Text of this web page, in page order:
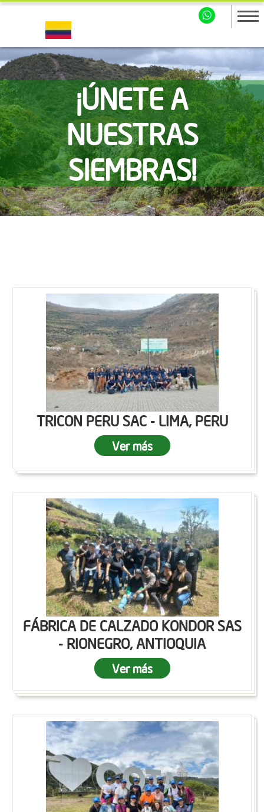
¡ÚNETE A
NUESTRAS
SIEMBRAS!
TRICON PERU SAC - LIMA, PERU
Ver más
FÁBRICA DE CALZADO KONDOR SAS
- RIONEGRO, ANTIOQUIA
Ver más